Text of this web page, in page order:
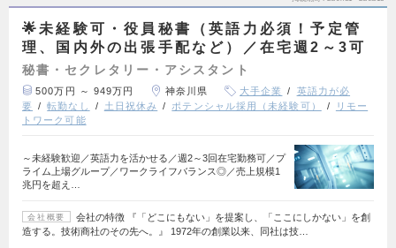
🌟未経験可・役員秘書（英語力必須！予定管
理、国内外の出張手配など）／在宅週2～3可
秘書・セクレタリー・アシスタント
500万円 ～ 949万円 神奈川県 大手企業
英語力が必
要
転勤なし 土日祝休み ポテンシャル採用（未経験可）
リモー
トワーク可能
～未経験歓迎／英語力を活かせる／週2～3回在宅勤務可／プ
ライム上場グループ／ワークライフバランス◎／売上規模1
兆円を超え…
会社概要
会社の特徴 『「どこにもない」を提案し、「ここにしかない」を創
造する。技術商社のその先へ。』 1972年の創業以来、同社は技…